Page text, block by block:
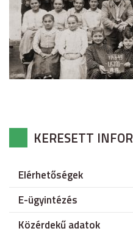
KERESETT
Elérhetőségek
E-ügyintézés
Közérdekű adatok